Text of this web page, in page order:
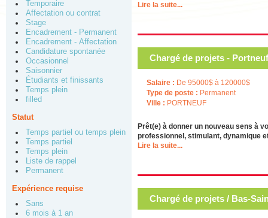
Temporaire
Affectation ou contrat
Stage
Encadrement - Permanent
Encadrement - Affectation
Candidature spontanée
Occasionnel
Saisonnier
Étudiants et finissants
Temps plein
filled
Statut
Temps partiel ou temps plein
Temps partiel
Temps plein
Liste de rappel
Permanent
Expérience requise
Sans
6 mois à 1 an
Lire la suite...
Chargé de projets -
Salaire : De 95000$ à 120000$
Type de poste : Permanent
Ville : PORTNEUF
Prêt(e) à donner un nouveau sens à
professionnel, stimulant, dynamique
Lire la suite...
Chargé de projets / Bas-